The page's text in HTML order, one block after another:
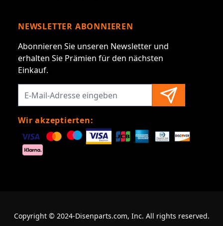
NEWSLETTER ABONNIEREN
Abonnieren Sie unseren Newsletter und
erhalten Sie Prämien für den nächsten
Einkauf.
Wir akzeptierten:
Copyright © 2024-Disenparts.com, Inc. All rights reserved.